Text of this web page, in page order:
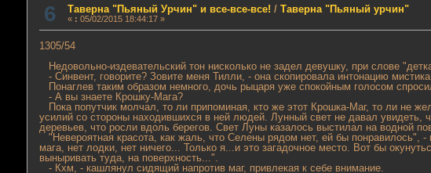
6 Таверна "Пьяный Урчин" и все-все-все! / Таверна "Пьяный урчин"
« : 05/02/2015 18:44:17 »
1305/54
Недовольно-издевательский тон нисколько не задел девушку, при слове
- Синвент, говорите? Зовите меня Тилли, - она скопировала интонацию
Понаглев таким образом немного, дочь рыцаря уже спокойным голосом
- А вы знаете Крошку-Мага?
Пока попутчик молчал, то ли припоминая, кто же этот Крошка-Маг, то ли не
усилий со стороны находившихся в ней людей. Лунный свет не давал
деревьев, что росли вдоль берегов. Свет Луны казалось выстилал на водной
"Невероятная красота, как жаль, что Селены рядом нет, ей бы понравилось",
мага, нет лодки, нет ничего... Только я...и это загадочное место. Вот бы
выныривать туда, на поверхность...".
- Кхм, - кашлянул сидящий напротив маг, привлекая к себе внимание.